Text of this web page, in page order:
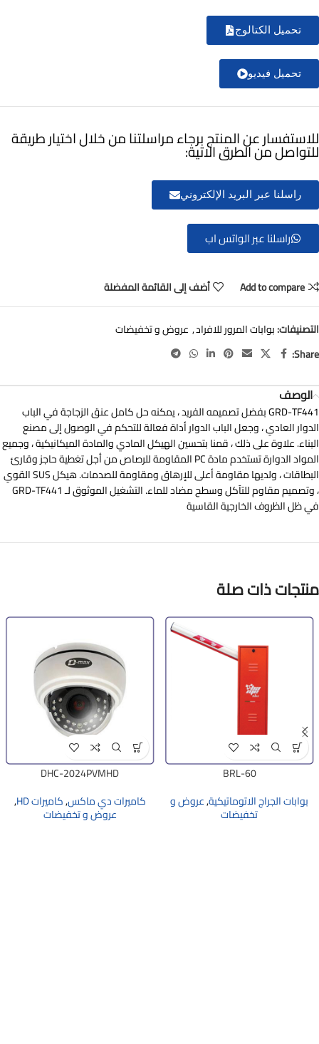
تحميل الكتالوج
تحميل فيديو
للاستفسار عن المنتج برجاء مراسلتنا من خلال اختيار طريقة
للتواصل من الطرق الاتية:
راسلنا عبر البريد الإلكتروني
راسلنا عبر الواتس اب
Add to compare أضف إلى القائمة المفضلة
التصنيفات:بوابات المرور للافراد, عروض و تخفيضات
Share:
الوصف
GRD-TF441 بفضل تصميمه الفريد ، يمكنه حل كامل عنق الزجاجة في الباب
الدوار العادي ، وجعل الباب الدوار أداة فعالة للتحكم في الوصول إلى مصنع
البناء. علاوة على ذلك ، قمنا بتحسين الهيكل المادي والمادة الميكانيكية ، وجميع
المواد الدوارة تستخدم مادة PC المقاومة للرصاص من أجل تغطية حاجز وقارئ
البطاقات ، ولديها مقاومة أعلى للإرهاق ومقاومة للصدمات. هيكل SUS القوي
، وتصميم مقاوم للتآكل وسطح مضاد للماء. التشغيل الموثوق لـ GRD-TF441
في ظل الظروف الخارجية القاسية
منتجات ذات صلة
BRL-60
بوابات الجراج الاتوماتيكية,عروض و
تخفيضات
DHC-2024PVMHD
كاميرات دي ماكس,كاميرات HD ,
عروض و تخفيضات